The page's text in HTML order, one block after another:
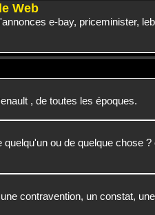
Web
e-bay, priceminister,
, de toutes les époques.
quelqu'un ou de quelque chose
contravention, un constat,